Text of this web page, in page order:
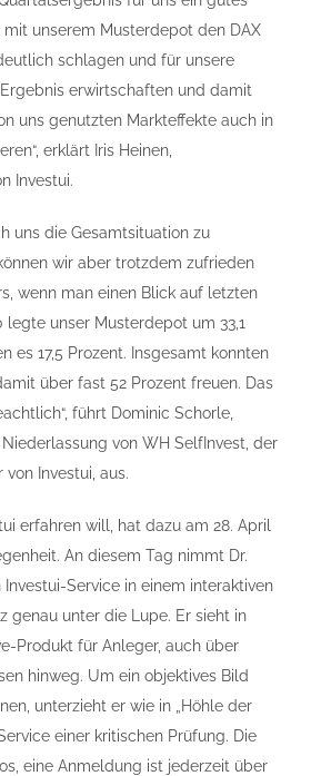
unserem Musterdepot den DAX
schlagen und für unsere
erwirtschaften und damit
uns genutzten Markteffekte auch in
erklärt Iris Heinen,
Investui.
uns die Gesamtsituation zu
wir aber trotzdem zufrieden
wenn man einen Blick auf letzten
legte unser Musterdepot um 33,1
es 17,5 Prozent. Insgesamt konnten
über fast 52 Prozent freuen. Das
führt Dominic Schorle,
Niederlassung von WH SelfInvest, der
Investui, aus.
erfahren will, hat dazu am 28. April
An diesem Tag nimmt Dr.
Investui-Service in einem interaktiven
genau unter die Lupe. Er sieht in
Produkt für Anleger, auch über
hinweg. Um ein objektives Bild
unterzieht er wie in „Höhle der
einer kritischen Prüfung. Die
eine Anmeldung ist jederzeit über